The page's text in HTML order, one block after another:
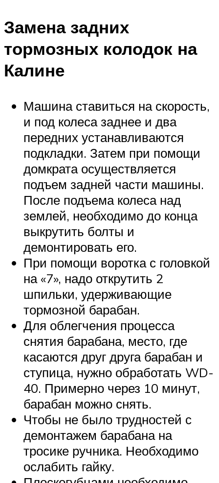
Замена задних
тормозных колодок на
Калине
Машина ставиться на скорость,
и под колеса заднее и два
передних устанавливаются
подкладки. Затем при помощи
домкрата осуществляется
подъем задней части машины.
После подъема колеса над
землей, необходимо до конца
выкрутить болты и
демонтировать его.
При помощи воротка с головкой
на «7», надо открутить 2
шпильки, удерживающие
тормозной барабан.
Для облегчения процесса
снятия барабана, место, где
касаются друг друга барабан и
ступица, нужно обработать WD-
40. Примерно через 10 минут,
барабан можно снять.
Чтобы не было трудностей с
демонтажем барабана на
тросике ручника. Необходимо
ослабить гайку.